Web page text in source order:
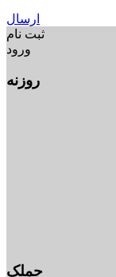
ارسال
ثبت نام
ورود
روزنه
جملک